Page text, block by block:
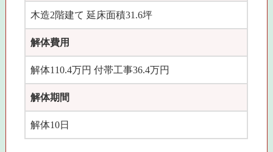
木造2階建て 延床面積31.6坪
解体費用
解体110.4万円 付帯工事36.4万円
解体期間
解体10日